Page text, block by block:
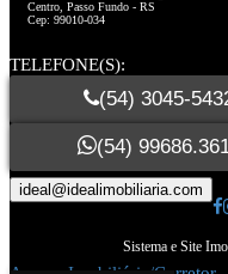
Centro, Passo Fundo - RS
Cep: 99010-034
TELEFONE(S):
(54) 3045-
(54)
Sistema e Site